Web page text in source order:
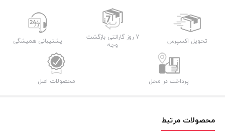
تحویل اکسپرس
7 روز گارانتی بازگشت
وجه
پشتیبانی همیشگی
پرداخت در محل محصولات اصل
محصولات مرتبط